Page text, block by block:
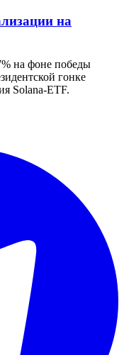
на
на фоне победы
гонке
Solana-ETF.